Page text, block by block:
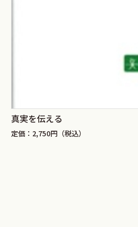
真実を伝える
定価：2,750円（税込）